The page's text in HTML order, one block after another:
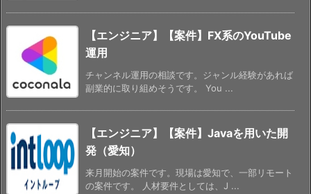
【エンジニア】【案件】FX系のYouTube
運用
チャンネル運用の相談です。ジャンル経験があれば
副業的に取り組めそうです。 You ...
【エンジニア】【案件】Javaを用いた開
発（愛知）
来月開始の案件です。現場は愛知で、一部リモート
の案件です。 人材要件としては、J ...